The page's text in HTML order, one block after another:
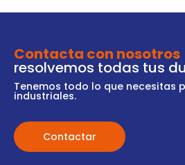
Contacta con nosotros
resolvemos todas tus
Tenemos todo lo que necesitas
industriales.
Contactar